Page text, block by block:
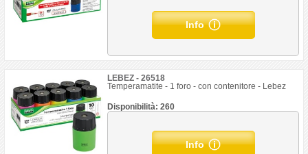
Info
LEBEZ - 26518
Temperamatite - 1 foro - con contenitore - Lebez
Disponibilità: 260
Info